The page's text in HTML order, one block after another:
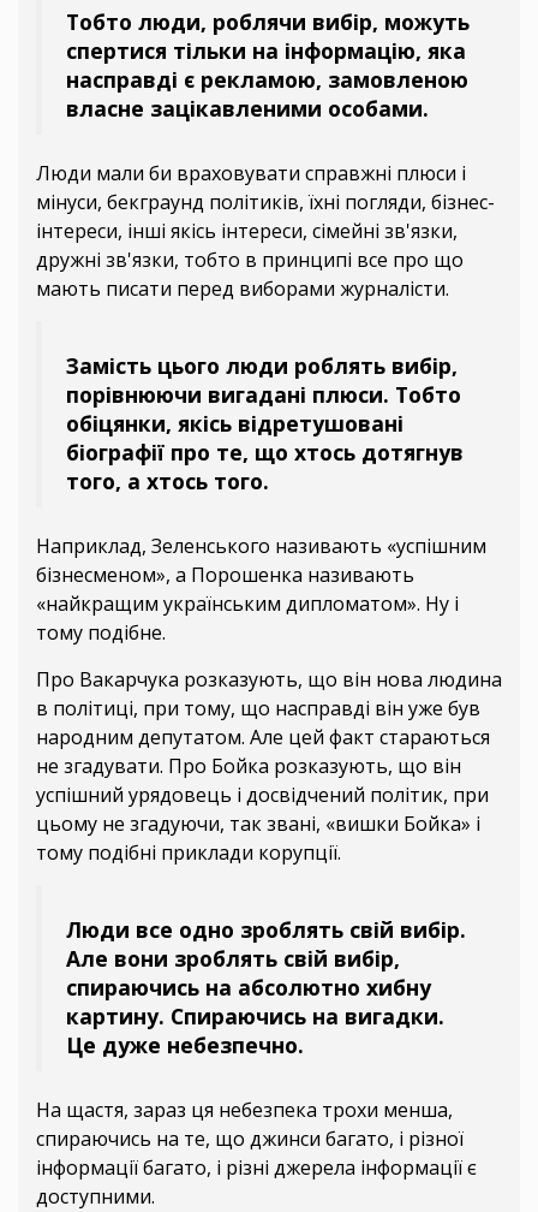
Тобто люди, роблячи вибір, можуть
спертися тільки на інформацію, яка
насправді є рекламою, замовленою
власне зацікавленими особами.
Люди мали би враховувати справжні плюси і
мінуси, бекграунд політиків, їхні погляди, бізнес-
інтереси, інші якісь інтереси, сімейні зв'язки,
дружні зв'язки, тобто в принципі все про що
мають писати перед виборами журналісти.
Замість цього люди роблять вибір,
порівнюючи вигадані плюси. Тобто
обіцянки, якісь відретушовані
біографії про те, що хтось дотягнув
того, а хтось того.
Наприклад, Зеленського називають «успішним
бізнесменом», а Порошенка називають
«найкращим українським дипломатом». Ну і
тому подібне.
Про Вакарчука розказують, що він нова людина
в політиці, при тому, що насправді він уже був
народним депутатом. Але цей факт стараються
не згадувати. Про Бойка розказують, що він
успішний урядовець і досвідчений політик, при
цьому не згадуючи, так звані, «вишки Бойка» і
тому подібні приклади корупції.
Люди все одно зроблять свій вибір.
Але вони зроблять свій вибір,
спираючись на абсолютно хибну
картину. Спираючись на вигадки.
Це дуже небезпечно.
На щастя, зараз ця небезпека трохи менша,
спираючись на те, що джинси багато, і різної
інформації багато, і різні джерела інформації є
доступними.